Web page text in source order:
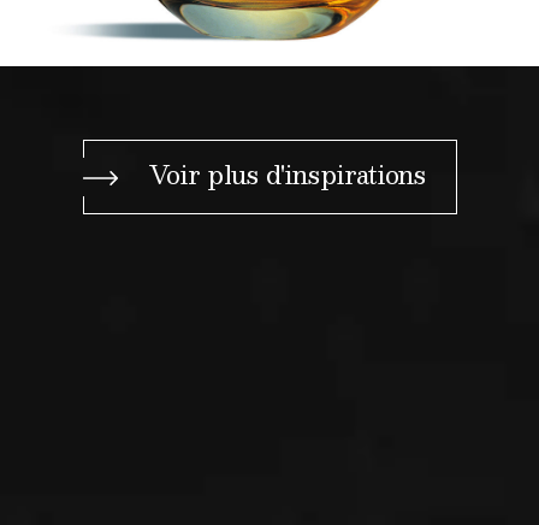
Voir plus d'inspirations